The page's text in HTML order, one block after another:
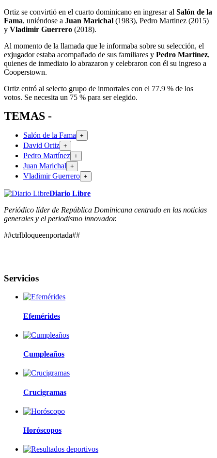
Ortiz se convirtió en el cuarto dominicano en ingresar al Salón de la
Fama, uniéndose a Juan Marichal (1983), Pedro Martinez (2015)
y Vladimir Guerrero (2018).
Al momento de la llamada que le informaba sobre su selección, el
exjugador estaba acompañado de sus familiares y Pedro Martínez,
quienes de inmediato lo abrazaron y celebraron con él su ingreso a
Cooperstown.
Ortiz entró al selecto grupo de inmortales con el 77.9 % de los
votos. Se necesita un 75 % para ser elegido.
TEMAS -
Salón de la Fama +
David Ortiz +
Pedro Martínez +
Juan Marichal +
Vladimir Guerrero +
Diario Libre
Periódico líder de República Dominicana centrado en las noticias
generales y el periodismo innovador.
##ctrlbloqueenportada##
Servicios
Efemérides
Cumpleaños
Crucigramas
Horóscopos